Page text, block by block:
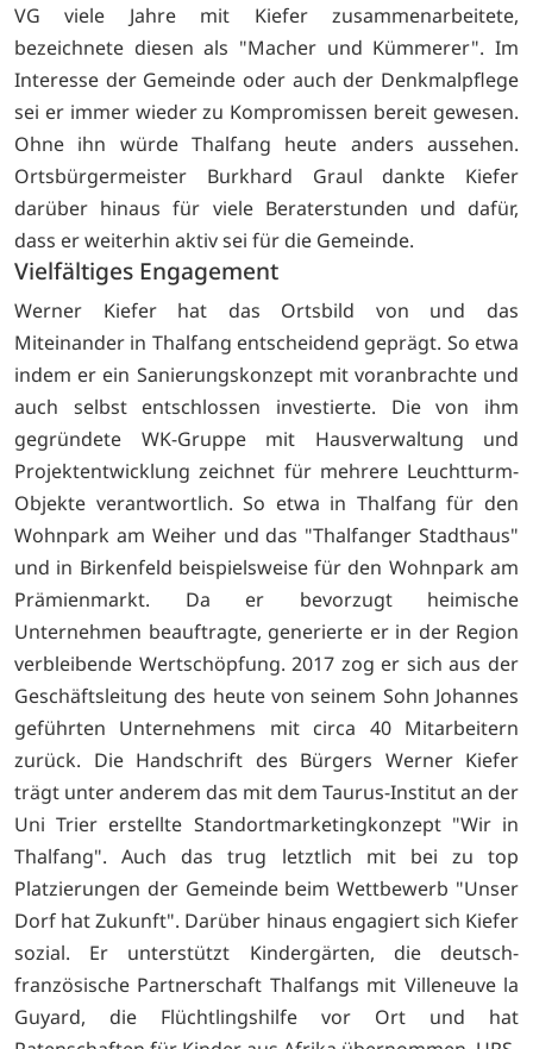
VG viele Jahre mit Kiefer zusammenarbeitete,
bezeichnete diesen als "Macher und Kümmerer". Im
Interesse der Gemeinde oder auch der Denkmalpflege
sei er immer wieder zu Kompromissen bereit gewesen.
Ohne ihn würde Thalfang heute anders aussehen.
Ortsbürgermeister Burkhard Graul dankte Kiefer
darüber hinaus für viele Beraterstunden und dafür,
dass er weiterhin aktiv sei für die Gemeinde.
Vielfältiges Engagement
Werner Kiefer hat das Ortsbild von und das
Miteinander in Thalfang entscheidend geprägt. So etwa
indem er ein Sanierungskonzept mit voranbrachte und
auch selbst entschlossen investierte. Die von ihm
gegründete WK-Gruppe mit Hausverwaltung und
Projektentwicklung zeichnet für mehrere Leuchtturm-
Objekte verantwortlich. So etwa in Thalfang für den
Wohnpark am Weiher und das "Thalfanger Stadthaus"
und in Birkenfeld beispielsweise für den Wohnpark am
Prämienmarkt. Da er bevorzugt heimische
Unternehmen beauftragte, generierte er in der Region
verbleibende Wertschöpfung. 2017 zog er sich aus der
Geschäftsleitung des heute von seinem Sohn Johannes
geführten Unternehmens mit circa 40 Mitarbeitern
zurück. Die Handschrift des Bürgers Werner Kiefer
trägt unter anderem das mit dem Taurus-Institut an der
Uni Trier erstellte Standortmarketingkonzept "Wir in
Thalfang". Auch das trug letztlich mit bei zu top
Platzierungen der Gemeinde beim Wettbewerb "Unser
Dorf hat Zukunft". Darüber hinaus engagiert sich Kiefer
sozial. Er unterstützt Kindergärten, die deutsch-
französische Partnerschaft Thalfangs mit Villeneuve la
Guyard, die Flüchtlingshilfe vor Ort und hat